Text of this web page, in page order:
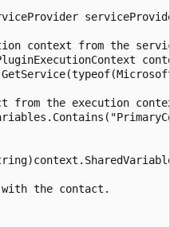
context from the
from the execution
the contact.